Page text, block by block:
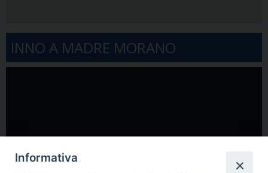
INNO A MADRE MORANO
Informativa